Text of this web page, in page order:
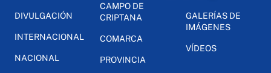
DIVULGACIÓN
INTERNACIONAL
NACIONAL
CAMPO DE
CRIPTANA
COMARCA
PROVINCIA
GALERÍAS DE
IMÁGENES
VÍDEOS